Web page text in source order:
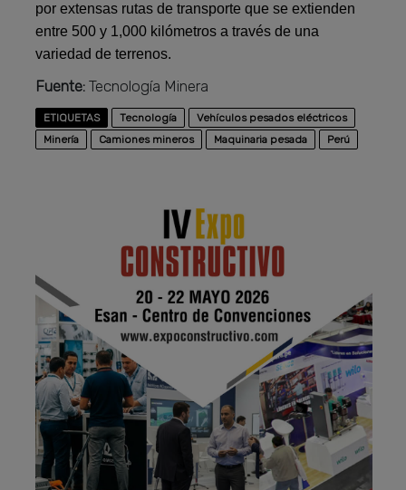
por extensas rutas de transporte que se extienden
entre 500 y 1,000 kilómetros a través de una
variedad de terrenos.
Fuente: Tecnología Minera
ETIQUETAS Tecnología
Vehículos pesados eléctricos
Minería
Camiones mineros Maquinaria pesada Perú